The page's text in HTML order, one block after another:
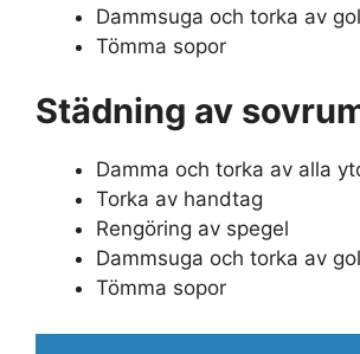
Dammsuga och torka av
Tömma sopor
Städning av
Damma och torka av alla
Torka av handtag
Rengöring av spegel
Dammsuga och torka av
Tömma sopor